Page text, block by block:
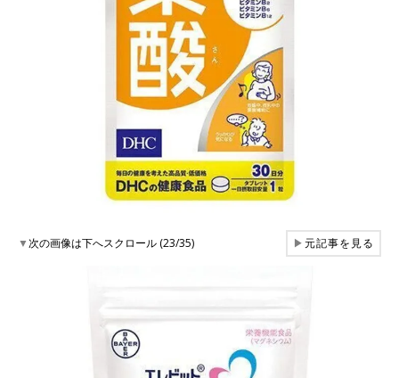
▼次の画像は下へスクロール (23/35) ▶元記事を見る